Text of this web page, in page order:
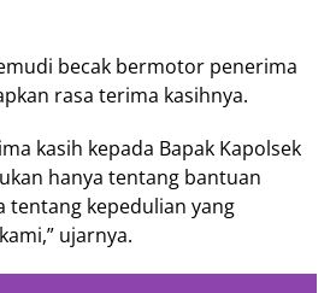
becak bermotor penerima
rasa terima kasihnya.
kasih kepada Bapak Kapolsek
hanya tentang bantuan
tentang kepedulian yang
ujarnya.